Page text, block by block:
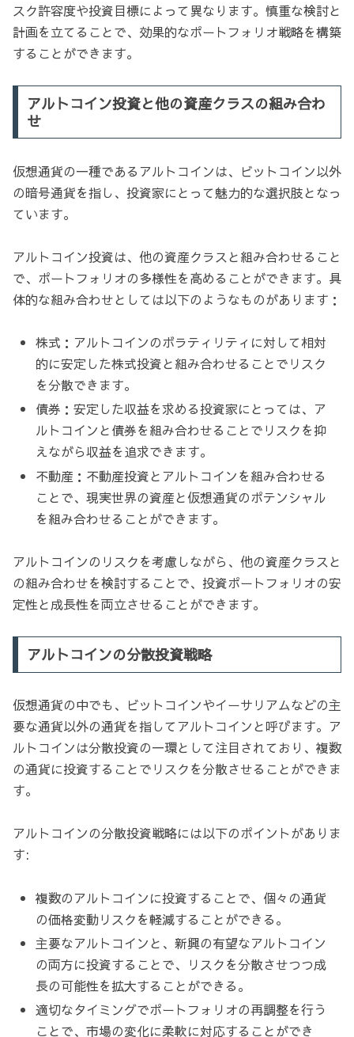
スク許容度や投資目標によって異なります。慎重な検討と
計画を立てることで、効果的なポートフォリオ戦略を構築
することができます。
アルトコイン投資と他の資産クラスの組み合わ
せ
仮想通貨の一種であるアルトコインは、ビットコイン以外
の暗号通貨を指し、投資家にとって魅力的な選択肢となっ
ています。
アルトコイン投資は、他の資産クラスと組み合わせること
で、ポートフォリオの多様性を高めることができます。具
体的な組み合わせとしては以下のようなものがあります：
株式：アルトコインのボラティリティに対して相対
的に安定した株式投資と組み合わせることでリスク
を分散できます。
債券：安定した収益を求める投資家にとっては、ア
ルトコインと債券を組み合わせることでリスクを抑
えながら収益を追求できます。
不動産：不動産投資とアルトコインを組み合わせる
ことで、現実世界の資産と仮想通貨のポテンシャル
を組み合わせることができます。
アルトコインのリスクを考慮しながら、他の資産クラスと
の組み合わせを検討することで、投資ポートフォリオの安
定性と成長性を両立させることができます。
アルトコインの分散投資戦略
仮想通貨の中でも、ビットコインやイーサリアムなどの主
要な通貨以外の通貨を指してアルトコインと呼びます。ア
ルトコインは分散投資の一環として注目されており、複数
の通貨に投資することでリスクを分散させることができま
す。
アルトコインの分散投資戦略には以下のポイントがありま
す:
複数のアルトコインに投資することで、個々の通貨
の価格変動リスクを軽減することができる。
主要なアルトコインと、新興の有望なアルトコイン
の両方に投資することで、リスクを分散させつつ成
長の可能性を拡大することができる。
適切なタイミングでポートフォリオの再調整を行う
ことで、市場の変化に柔軟に対応することができ